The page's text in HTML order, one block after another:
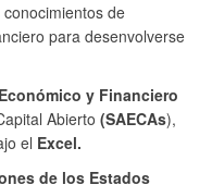
de
para desenvolverse
y Financiero
Abierto (SAECAs),
el Excel.
de los Estados